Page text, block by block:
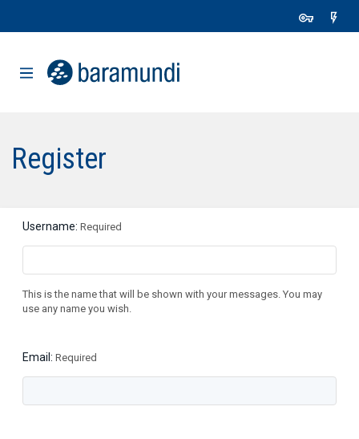
Register
Username Required
This is the name that will be shown with your messages. You may
use any name you wish.
Email Required